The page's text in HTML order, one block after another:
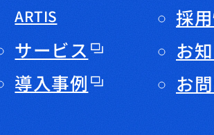
ARTIS
サービス
導入事例
採
お
お